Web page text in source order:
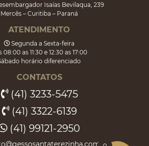
Isaías Bevilaqua, 239
Mercês – Curitiba – Paraná
ATENDIMENTO
Segunda a Sexta-feira
08:00 as 11:30 e 12:30 as 17:00
horário diferenciado
CONTATOS
(41) 3233-5475
(41) 3322-6139
(41) 99121-2950